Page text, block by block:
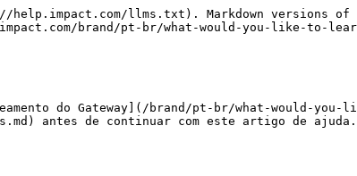
|
| ------------------------------------------- | ---------------------------------------- | ---------------------------------------------------------------------------------------------------------------------------------------------------------------------------------------------------------------------------------------------------------------------------------------------------------------------------------------------------------------------------------------------------------------------------------------------------------------------------------------------------------------------------------------------------------------------------------------------------------------------------------------------------------------------------------------------------------------------------------------------------------------------------------------------------------------------------------------------------------------------------------------------------------------------------------- |
| `{clickid}`                                 | 2uz3sQWFlxyJRcqwUx 0Mo34VUkiyviUnPwZbQM0 | <p><strong>ID do clique</strong></p><p>ID exclusivo atribuído pelo impact.com associado ao evento de clique. Quando um link de rastreamento é clicado, este valor será preenchido com o ID exclusivo do clique associado ao cliente.</p>                                                                                                                                                                                                                                                                                                                                                                                                                                                                                                                                                                                                                                                                                           |
| `{iradid}`                                  | 828416                                   | <p><strong>ID do anúncio do impact.com</strong></p><p>ID exclusivo associado ao anúncio vinculado ao evento de clique. Quando um link de rastreamento é clicado, este valor será preenchido com o ID do anúncio associado ao clique.</p>